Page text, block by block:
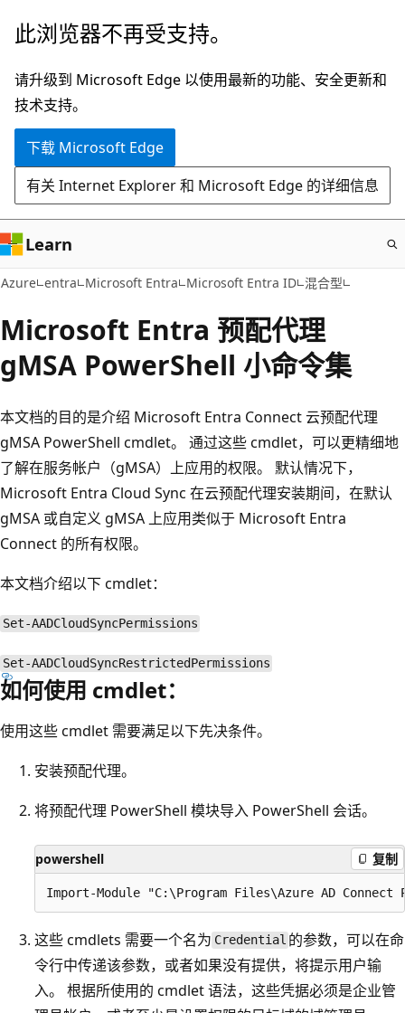
跳
主
要
内
此浏览器不再受支持。
请升级到 Microsoft Edge 以使用最新的功能、安全更新和
技术支持。
下载 Microsoft Edge
有关 Internet Explorer 和 Microsoft Edge 的详细信息
Learn
Azure entra Microsoft Entra Microsoft Entra ID 混合型
Microsoft Entra 预配代理
gMSA PowerShell 小命令集
本文档的目的是介绍 Microsoft Entra Connect 云预配代理
gMSA PowerShell cmdlet。 通过这些 cmdlet，可以更精细地
了解在服务帐户（gMSA）上应用的权限。 默认情况下，
Microsoft Entra Cloud Sync 在云预配代理安装期间，在默认
gMSA 或自定义 gMSA 上应用类似于 Microsoft Entra
Connect 的所有权限。
本文档介绍以下 cmdlet：
Set-AADCloudSyncPermissions
Set-AADCloudSyncRestrictedPermissions
如何使用 cmdlet：
使用这些 cmdlet 需要满足以下先决条件。
安装预配代理。
将预配代理 PowerShell 模块导入 PowerShell 会话。
powershell 复制
这些 cmdlets 需要一个名为 Credential 的参数，可以在命
令行中传递该参数，或者如果没有提供，将提示用户输
入。 根据所使用的 cmdlet 语法，这些凭据必须是企业管